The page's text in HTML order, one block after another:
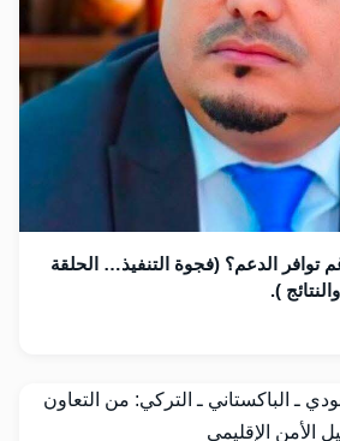
توافر الدعم؟ (فجوة التنفيذ… الحلقة
).